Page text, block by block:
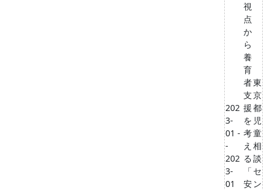
202
3-
01 -
-
202
3-
01
視
点
か
ら
養
育
者
支
援
を
考
え
る
「
安
東
京
都
児
童
相
談
セ
ン